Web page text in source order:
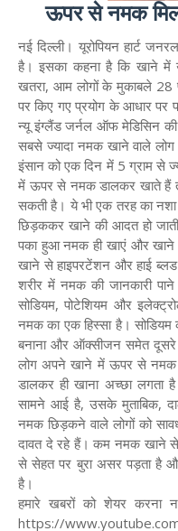
ऊपर से नमक
नई दिल्ली। यूरोपियन हार्ट
है। इसका कहना है कि खाने में
खतरा, आम लोगों के मुकाबले 28
पर किए गए प्रयोग के आधार
न्यू इंग्लैंड जर्नल ऑफ मेडिसिन
सबसे ज्यादा नमक खाने वाले लोग
इंसान को एक दिन में 5 ग्राम से
में ऊपर से नमक डालकर खाते हैं
सकती है। ये भी एक तरह का
छिड़ककर खाने की आदत हो
पका हुआ नमक ही खाएं और
खाने से हाइपरटेंशन और हाई
शरीर में नमक की जानकारी
सोडियम, पोटेशियम और
नमक का एक हिस्सा है। सोडियम
बनाना और ऑक्सीजन समेत दूसरे
लोग अपने खाने में ऊपर से नमक
डालकर ही खाना अच्छा
सामने आई है, उसके मुताबिक,
नमक छिड़कने वाले लोगों को
दावत दे रहे हैं। कम नमक खाने
से सेहत पर बुरा असर पड़ता है
है।
हमारे खबरों को शेयर
https://